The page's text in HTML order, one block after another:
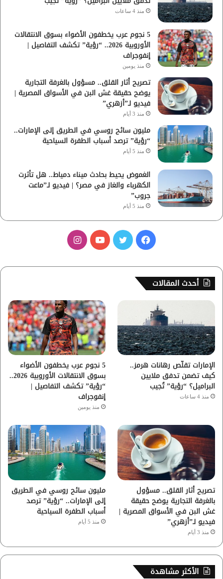
منذ 4 ساعات
5 نجوم عرب يخطفون الأضواء بسوق الانتقالات
الأوروبية 2026.. “رؤية” تكشف التفاصيل |
إنفوجراف
منذ يومين
تصريح أثار القلق.. مسؤول بالغرفة التجارية
يوضح حقيقة غش البن في الأسواق المصرية |
فيديو لـ”أزهري”
منذ 3 أيام
مليون سائح روسي في الطريق إلى الإمارات..
“رؤية” ترصد أسباب الطفرة السياحية
منذ 5 أيام
الغموض يحيط بحادث ميناء دمياط.. هل تأثرت
الكهرباء والغاز في مصر؟ | فيديو لـ”ماعت
جروب”
منذ 5 أيام
س
ب
ك
ي
و
ب
ت
ق
ر
م
أحدث المقالات
الإمارات تقلّص رهانات هرمز..
كيف تضمن تدفق ملايين
البراميل؟ “رؤية” تُجيب
منذ 4 ساعات
5 نجوم عرب يخطفون الأضواء
بسوق الانتقالات الأوروبية 2026..
“رؤية” تكشف التفاصيل |
إنفوجراف
منذ يومين
تصريح أثار القلق.. مسؤول
بالغرفة التجارية يوضح حقيقة
غش البن في الأسواق المصرية |
فيديو لـ”أزهري”
منذ 3 أيام
مليون سائح روسي في الطريق
إلى الإمارات.. “رؤية” ترصد
أسباب الطفرة السياحية
منذ 5 أيام
الأكثر مشاهدة